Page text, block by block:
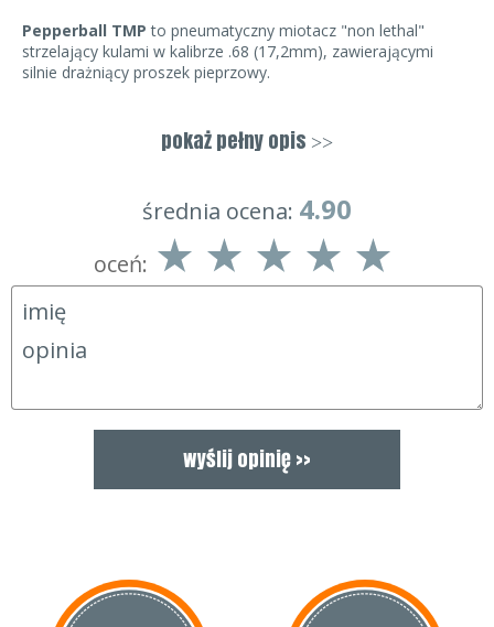
Pepperball TMP to pneumatyczny miotacz "non lethal"
strzelający kulami w kalibrze .68 (17,2mm), zawierającymi
silnie drażniący proszek pieprzowy.
czynnik rażący - pyłowy roztwór syntetycznego, bardzo
ostrego pieprzu PAVA. Drażniący pył błyskawicznie przedostaje
podrażnienie błon śluzowych oraz duszności, uniemożliwiające
jakiekolwiek dalsze działania.
Kule wystrzeliwane są z bardzo dużą energią, bliską 16 Jouli,
zapewnia to celny zasięg w granicach 18 m, dzięki czemu
urządzenie skutecznie obezwładnia napastnika na dużej,
bezpiecznej dla nas odległości.
Dane techniczne:
pojemność magazynka: 8
zasilanie: kapsuła CO2 12g
długość: 279 mm
zasięg skuteczny: 18 m
zasięg maksymalny: 45 m
pokaż pełny opis >>
średnia ocena: 4.90
oceń: